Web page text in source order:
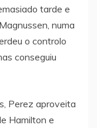
tarde e
numa
o controlo
conseguiu
Perez aproveita
Hamilton e